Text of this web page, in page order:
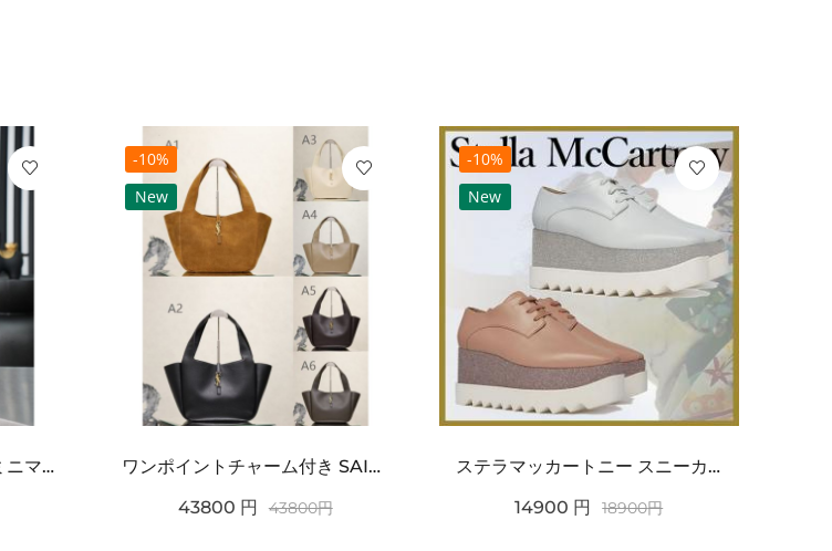
2026SS YSL クロスボデ ミニマルフラップショルダー SAINT LAURENT サンロ...
-10%
New
ワンポイントチャーム付き SAINT LAURENT サンローラン コピー バッグ シンプルラグ...
43800 円 43800円
-10%
New
ステラマッカートニー スニーカー 偽物エリスグリッタープラットフォーム810038KP02717...
14900 円 18900円